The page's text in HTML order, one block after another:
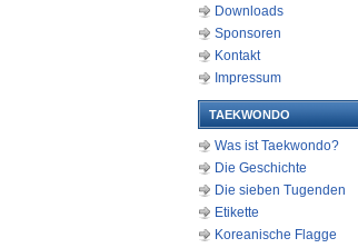
Downloads
Sponsoren
Kontakt
Impressum
TAEKWONDO
Was ist Taekwondo?
Die Geschichte
Die sieben Tugenden
Etikette
Koreanische Flagge